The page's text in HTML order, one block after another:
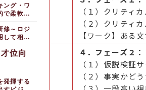
（１）クリティ
（２）クリティ
【ワーク】ある
４．フェーズ２
（１）仮説検証
（２）事実かど
ング・ワ
で柔軟な
修～ロジ
して相手
位向
発揮する